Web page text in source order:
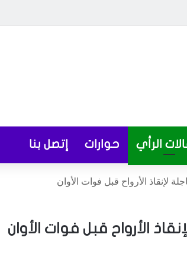
الرأي حوارات إتصل بنا
الأرواح قبل فوات الأوان
الأرواح قبل فوات الأوان